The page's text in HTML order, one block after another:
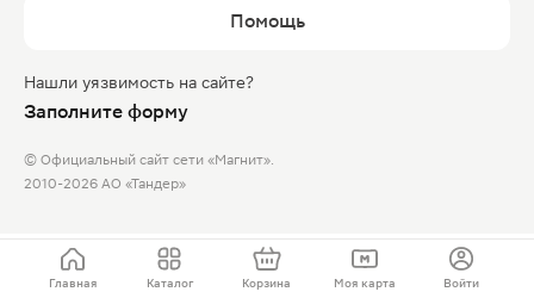
Помощь
Нашли уязвимость на сайте?
Заполните форму
© Официальный сайт сети «Магнит».
2010-2026 АО «Тандер»
Главная Каталог Корзина Моя карта Войти